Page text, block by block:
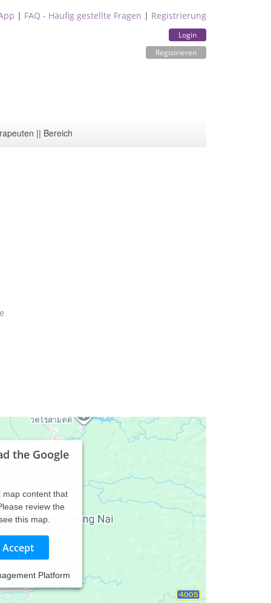
| FAQ - Häufig gestellte Fragen | Registrierung
Login
Registrieren
|| Bereich
the Google
map content that
review the
this map.
Accept
Platform